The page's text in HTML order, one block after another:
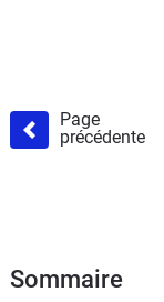
Page
précédente
Sommaire